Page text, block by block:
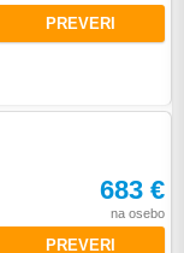
PREVERI
683 €
na osebo
PREVERI